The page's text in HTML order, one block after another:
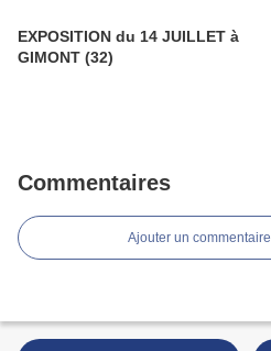
EXPOSITION du 14 JUILLET à
GIMONT (32)
Commentaires
Ajouter un commentaire